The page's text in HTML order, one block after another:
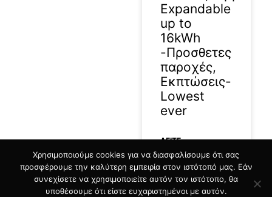
Expandable
up to
16kWh
-Προσθετες
παροχές,
Εκπτώσεις-
Lowest
ever
ΔΕΊΤΕ
ΠΕΡΙΣΣΟΤΕΡΑ »
16/07/2026
Χρησιμοποιούμε cookies για να διασφαλίσουμε ότι σας
προσφέρουμε την καλύτερη εμπειρία στον ιστότοπό μας. Εάν
συνεχίσετε να χρησιμοποιείτε αυτόν τον ιστότοπο, θα
υποθέσουμε ότι είστε ευχαριστημένοι με αυτόν.